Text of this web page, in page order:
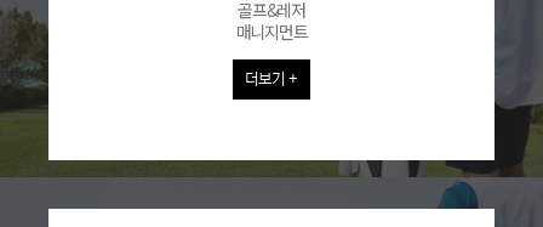
골프&레저
매니지먼트
더보기 +